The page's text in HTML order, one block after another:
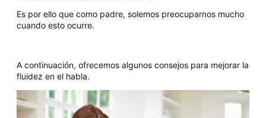
Es por ello que como padre, solemos preocuparnos mucho
cuando esto ocurre.
A continuación, ofrecemos algunos consejos para mejorar la
fluidez en el habla.